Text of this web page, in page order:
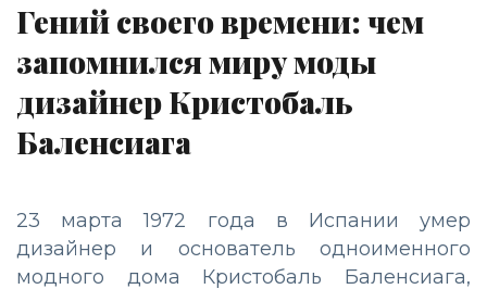
Гений своего времени: чем
запомнился миру моды
дизайнер Кристобаль
Баленсиага
23 марта 1972 года в Испании умер
дизайнер и основатель одноименного
модного дома Кристобаль Баленсиага,